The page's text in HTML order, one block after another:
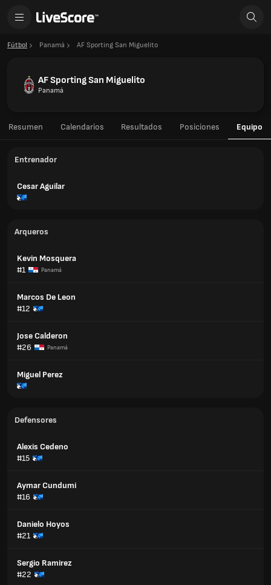
Fútbol Panamá AF Sporting San Miguelito
AF Sporting San Miguelito
Panamá
Resumen Calendarios Resultados Posiciones Equipo
Entrenador
Cesar Aguilar
Arqueros
Kevin Mosquera
#1
Panamá
Marcos De Leon
#12
Jose Calderon
#26
Panamá
Miguel Perez
Defensores
Alexis Cedeno
#15
Aymar Cundumi
#16
Danielo Hoyos
#21
Sergio Ramirez
#22